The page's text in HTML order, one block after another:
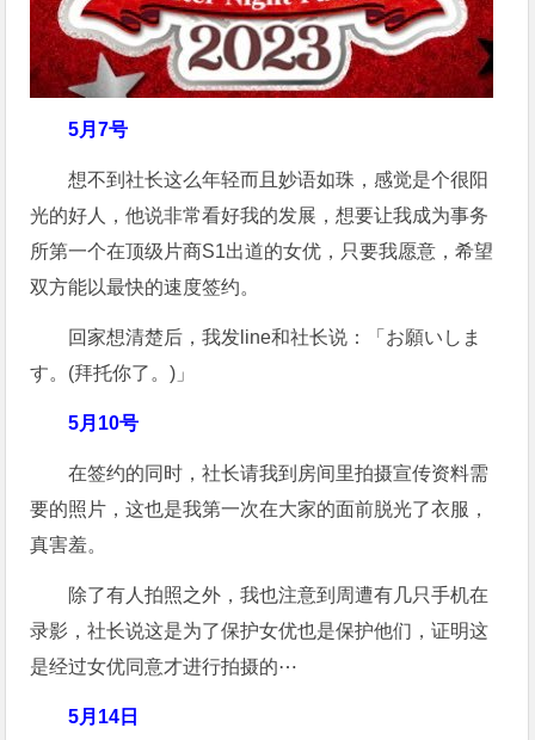
5月7号
想不到社长这么年轻而且妙语如珠，感觉是个很阳
光的好人，他说非常看好我的发展，想要让我成为事务
所第一个在顶级片商S1出道的女优，只要我愿意，希望
双方能以最快的速度签约。
回家想清楚后，我发line和社长说：「お願いしま
す。(拜托你了。)」
5月10号
在签约的同时，社长请我到房间里拍摄宣传资料需
要的照片，这也是我第一次在大家的面前脱光了衣服，
真害羞。
除了有人拍照之外，我也注意到周遭有几只手机在
录影，社长说这是为了保护女优也是保护他们，证明这
是经过女优同意才进行拍摄的⋯
5月14日